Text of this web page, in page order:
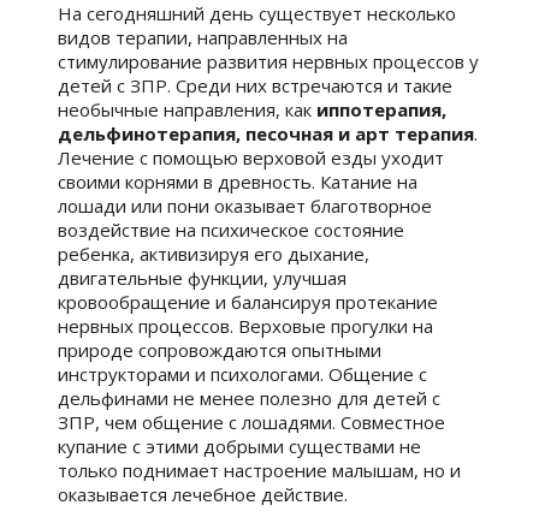
На сегодняшний день существует несколько
видов терапии, направленных на
стимулирование развития нервных процессов у
детей с ЗПР. Среди них встречаются и такие
необычные направления, как иппотерапия,
дельфинотерапия, песочная и арт терапия.
Лечение с помощью верховой езды уходит
своими корнями в древность. Катание на
лошади или пони оказывает благотворное
воздействие на психическое состояние
ребенка, активизируя его дыхание,
двигательные функции, улучшая
кровообращение и балансируя протекание
нервных процессов. Верховые прогулки на
природе сопровождаются опытными
инструкторами и психологами. Общение с
дельфинами не менее полезно для детей с
ЗПР, чем общение с лошадями. Совместное
купание с этими добрыми существами не
только поднимает настроение малышам, но и
оказывается лечебное действие.